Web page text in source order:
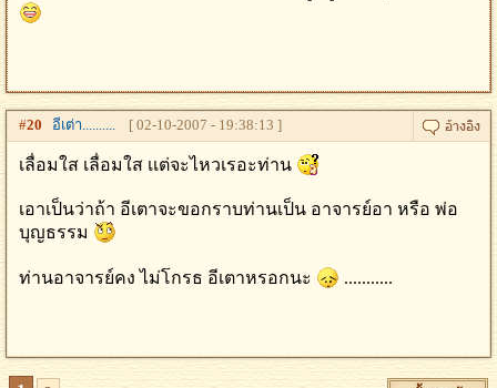
#20 อีเต่า.......... [ 02-10-2007 - 19:38:13 ]
เลื่อมใส เลื่อมใส เเต่จะไหวเรอะท่าน
เอาเป็นว่าถ้า อีเตาจะขอกราบท่านเป็น อาจารย์อา หรือ พ่อ
บุญธรรม
ท่านอาจารย์คง ไม่โกรธ อีเตาหรอกนะ ...........